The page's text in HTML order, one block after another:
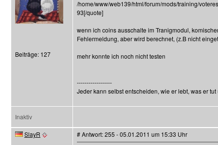
Beiträge: 127
/home/www/web139/html/forum/mods/training/
93[/quote]
wenn ich coins ausschalte im Tranigmodul,
Fehlermeldung, aber wird berechnet, (z.B nicht
mehr konnte ich noch nicht testen
------------------
Jeder kann selbst entscheiden, wie er lebt, was er
Inaktiv
SlayR
# Antwort: 255 - 05.01.2011 um 15:33 Uhr